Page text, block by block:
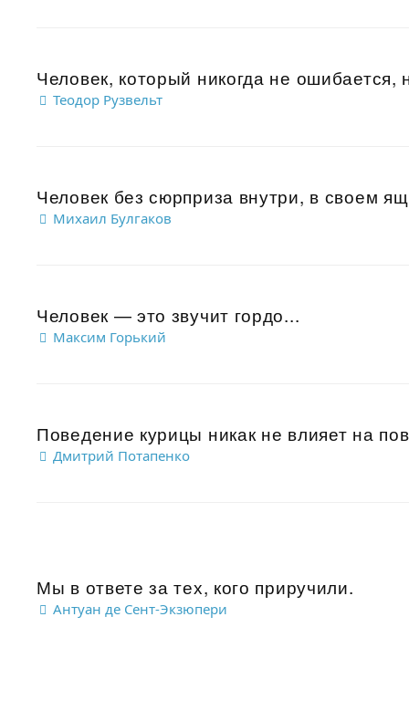
Человек, который никогда не ошибается,
Теодор Рузвельт
Человек без сюрприза внутри, в своем
Михаил Булгаков
Человек — это звучит гордо...
Максим Горький
Поведение курицы никак не влияет на
Дмитрий Потапенко
Мы в ответе за тех, кого приручили.
Антуан де Сент-Экзюпери